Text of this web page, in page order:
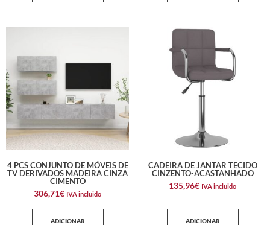
4 PCS CONJUNTO DE MÓVEIS DE
TV DERIVADOS MADEIRA CINZA
CIMENTO
306,71€ IVA incluido
ADICIONAR
CADEIRA DE JANTAR TECIDO
CINZENTO-ACASTANHADO
135,96€ IVA incluido
ADICIONAR